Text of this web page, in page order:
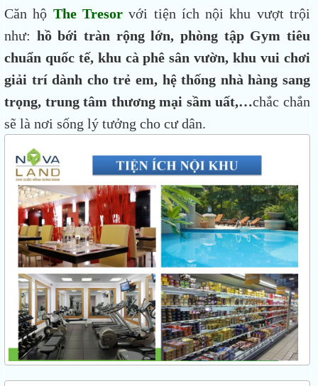
Căn hộ The Tresorvới tiện ích nội khu vượt trội
như: hồ bới tràn rộng lớn, phòng tập Gym tiêu
chuẩn quốc tế, khu cà phê sân vườn, khu vui chơi
giải trí dành cho trẻ em, hệ thống nhà hàng sang
trọng, trung tâm thương mại sầm uất,…chắc chắn
sẽ là nơi sống lý tưởng cho cư dân.